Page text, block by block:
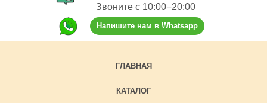
Напишите нам в Whatsapp
Звоните с 10:00−20:00
ГЛАВНАЯ
КАТАЛОГ